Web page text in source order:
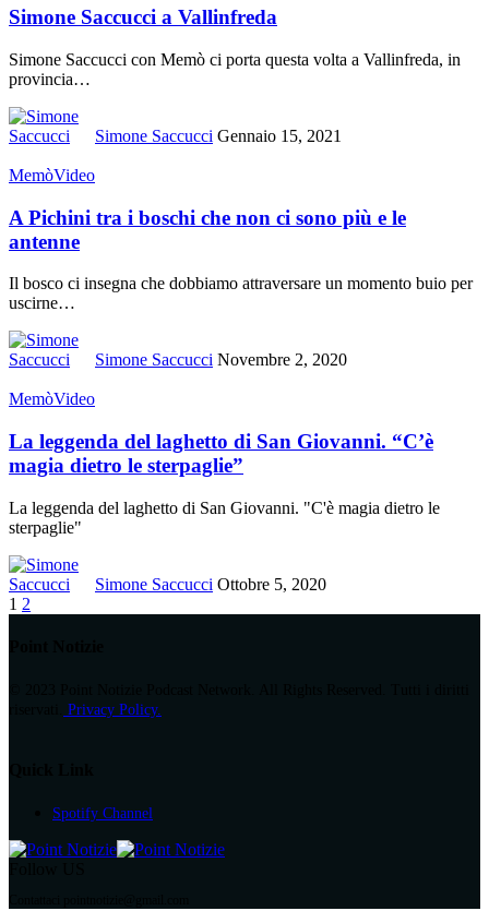
Simone Saccucci a Vallinfreda
Simone Saccucci con Memò ci porta questa volta a Vallinfreda, in
provincia…
Simone Saccucci Gennaio 15, 2021
MemòVideo
A Pichini tra i boschi che non ci sono più e le
antenne
Il bosco ci insegna che dobbiamo attraversare un momento buio per
uscirne…
Simone Saccucci Novembre 2, 2020
MemòVideo
La leggenda del laghetto di San Giovanni. “C’è
magia dietro le sterpaglie”
La leggenda del laghetto di San Giovanni. "C'è magia dietro le
sterpaglie"
Simone Saccucci Ottobre 5, 2020
1 2
Privacy Policy.
Spotify Channel